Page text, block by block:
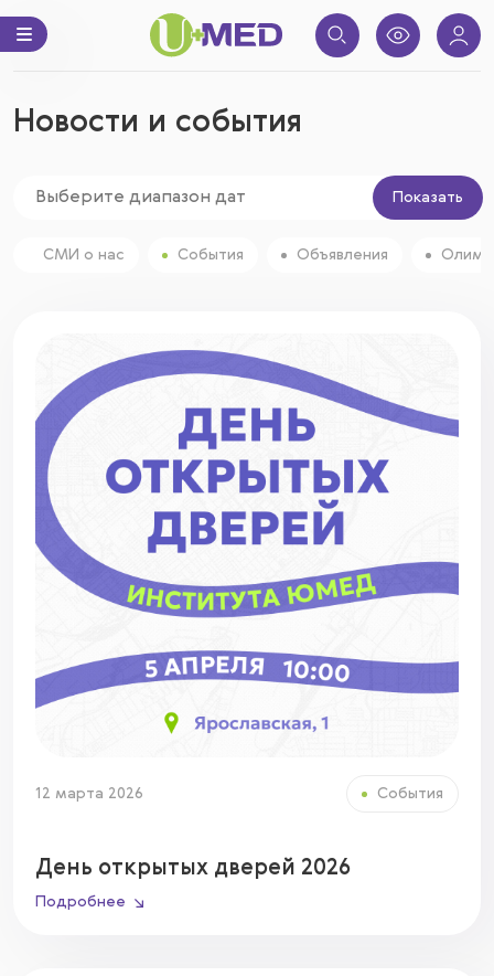
Новости и события
Показать
СМИ о нас События Объявления
12 марта 2026 События
День открытых дверей 2026
Подробнее